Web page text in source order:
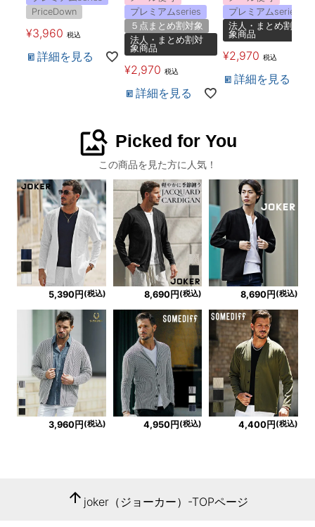
PriceDown
¥3,960 税込
詳細を見る
プレミアムseries
５点まとめ割対象
法人・まとめ割対
象商品
¥2,970 税込
詳細を見る
プレミアムseries
法人・まとめ割対
象商品
¥2,970 税込
詳細を見る
image_search Picked for You
この商品を見た方に人気！
5,390円 (税込) 8,690円 (税込) 8,690円 (税込)
3,960円 (税込) 4,950円 (税込) 4,400円 (税込)
arrow_upward joker（ジョーカー）-TOPページ